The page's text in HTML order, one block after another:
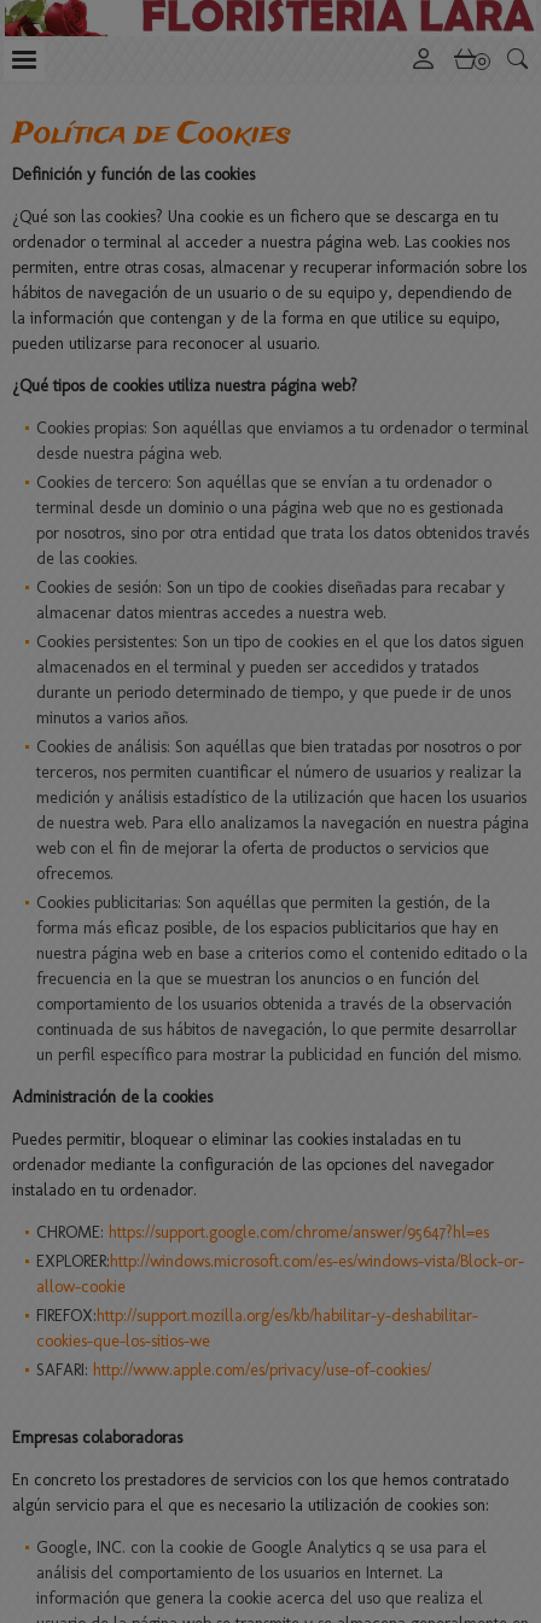
0
Política de Cookies
Definición y función de las cookies
¿Qué son las cookies? Una cookie es un fichero que se descarga en tu
ordenador o terminal al acceder a nuestra página web. Las cookies nos
permiten, entre otras cosas, almacenar y recuperar información sobre los
hábitos de navegación de un usuario o de su equipo y, dependiendo de
la información que contengan y de la forma en que utilice su equipo,
pueden utilizarse para reconocer al usuario.
¿Qué tipos de cookies utiliza nuestra página web?
Cookies propias: Son aquéllas que enviamos a tu ordenador o terminal
desde nuestra página web.
Cookies de tercero: Son aquéllas que se envían a tu ordenador o
terminal desde un dominio o una página web que no es gestionada
por nosotros, sino por otra entidad que trata los datos obtenidos través
de las cookies.
Cookies de sesión: Son un tipo de cookies diseñadas para recabar y
almacenar datos mientras accedes a nuestra web.
Cookies persistentes: Son un tipo de cookies en el que los datos siguen
almacenados en el terminal y pueden ser accedidos y tratados
durante un periodo determinado de tiempo, y que puede ir de unos
minutos a varios años.
Cookies de análisis: Son aquéllas que bien tratadas por nosotros o por
terceros, nos permiten cuantificar el número de usuarios y realizar la
medición y análisis estadístico de la utilización que hacen los usuarios
de nuestra web. Para ello analizamos la navegación en nuestra página
web con el fin de mejorar la oferta de productos o servicios que
ofrecemos.
Cookies publicitarias: Son aquéllas que permiten la gestión, de la
forma más eficaz posible, de los espacios publicitarios que hay en
nuestra página web en base a criterios como el contenido editado o la
frecuencia en la que se muestran los anuncios o en función del
comportamiento de los usuarios obtenida a través de la observación
continuada de sus hábitos de navegación, lo que permite desarrollar
un perfil específico para mostrar la publicidad en función del mismo.
Administración de la cookies
Puedes permitir, bloquear o eliminar las cookies instaladas en tu
ordenador mediante la configuración de las opciones del navegador
instalado en tu ordenador.
CHROME: https://support.google.com/chrome/answer/95647?hl=es
EXPLORER:http://windows.microsoft.com/es-es/windows-vista/Block-or-
allow-cookie
FIREFOX:http://support.mozilla.org/es/kb/habilitar-y-deshabilitar-
cookies-que-los-sitios-we
SAFARI: http://www.apple.com/es/privacy/use-of-cookies/
Empresas colaboradoras
En concreto los prestadores de servicios con los que hemos contratado
algún servicio para el que es necesario la utilización de cookies son:
​Google, INC. con la cookie de Google Analytics q se usa para el
análisis del comportamiento de los usuarios en Internet. La
información que genera la cookie acerca del uso que realiza el